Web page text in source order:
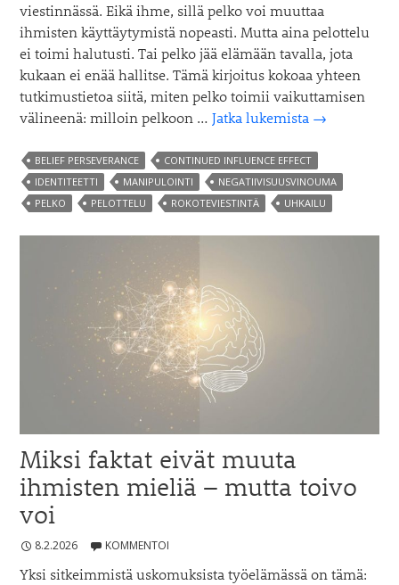
viestinnässä. Eikä ihme, sillä pelko voi muuttaa
ihmisten käyttäytymistä nopeasti. Mutta aina pelottelu
ei toimi halutusti. Tai pelko jää elämään tavalla, jota
kukaan ei enää hallitse. Tämä kirjoitus kokoaa yhteen
tutkimustietoa siitä, miten pelko toimii vaikuttamisen
välineenä: milloin pelkoon …Jatka lukemista Miten
välineenä
→
BELIEF PERSEVERANCE
CONTINUED INFLUENCE EFFECT
IDENTITEETTI
MANIPULOINTI
NEGATIIVISUUSVINOUMA
PELKO
PELOTTELU ROKOTEVIESTINTÄ UHKAILU
Miksi faktat eivät muuta
ihmisten mieliä – mutta toivo
voi
8.2.2026 KOMMENTOI
Yksi sitkeimmistä uskomuksista työelämässä on tämä: